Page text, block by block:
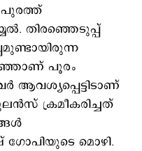
തിരഞ്ഞെടുപ്പ്
പൂരം
ക്രമീകരിച്ചത്
ഗോപിയുടെ മൊഴി.